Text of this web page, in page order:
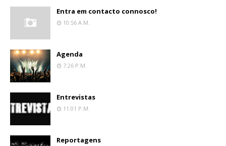
Entra em contacto connosco!
10:56 A.m.
Agenda
7:26 P.m.
Entrevistas
11:01 P.m.
Reportagens